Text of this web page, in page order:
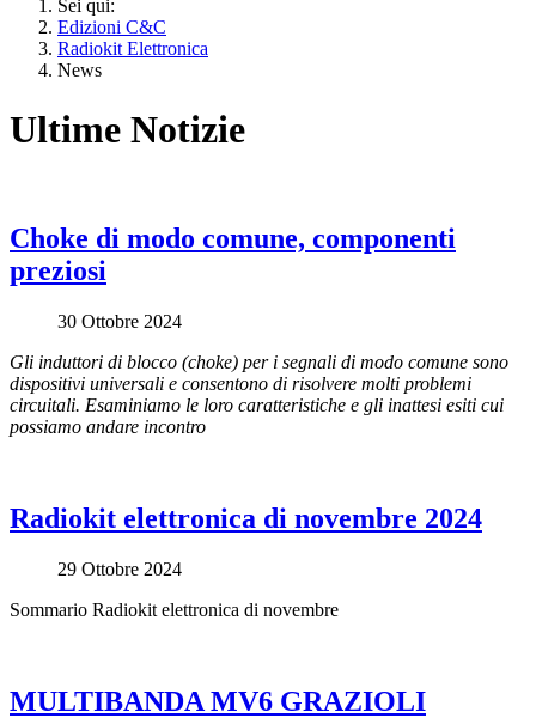
Sei qui:
Edizioni C&C
Radiokit Elettronica
News
Ultime Notizie
Choke di modo comune, componenti
preziosi
30 Ottobre 2024
Gli induttori di blocco (choke) per i segnali di modo comune sono
dispositivi universali e consentono di risolvere molti problemi
circuitali. Esaminiamo le loro caratteristiche e gli inattesi esiti cui
possiamo andare incontro
Radiokit elettronica di novembre 2024
29 Ottobre 2024
Sommario Radiokit elettronica di novembre
MULTIBANDA MV6 GRAZIOLI